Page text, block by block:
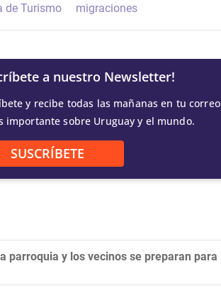
de Turismo migraciones
a nuestro Newsletter!
y recibe todas las mañanas en tu correo
importante sobre Uruguay y el mundo.
SUSCRÍBETE
parroquia y los vecinos se preparan para